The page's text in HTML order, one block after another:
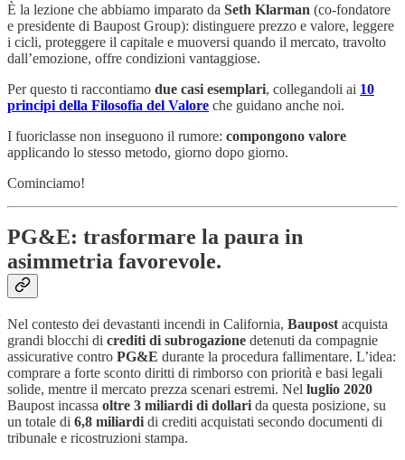
È la lezione che abbiamo imparato da Seth Klarman (co-fondatore
e presidente di Baupost Group): distinguere prezzo e valore, leggere
i cicli, proteggere il capitale e muoversi quando il mercato, travolto
dall’emozione, offre condizioni vantaggiose.
Per questo ti raccontiamo due casi esemplari, collegandoli ai 10
principi della Filosofia del Valore che guidano anche noi.
I fuoriclasse non inseguono il rumore: compongono valore
applicando lo stesso metodo, giorno dopo giorno.
Cominciamo!
PG&E: trasformare la paura in
asimmetria favorevole.
Nel contesto dei devastanti incendi in California, Baupost acquista
grandi blocchi di crediti di subrogazione detenuti da compagnie
assicurative contro PG&E durante la procedura fallimentare. L’idea:
comprare a forte sconto diritti di rimborso con priorità e basi legali
solide, mentre il mercato prezza scenari estremi. Nel luglio 2020
Baupost incassa oltre 3 miliardi di dollari da questa posizione, su
un totale di 6,8 miliardi di crediti acquistati secondo documenti di
tribunale e ricostruzioni stampa.